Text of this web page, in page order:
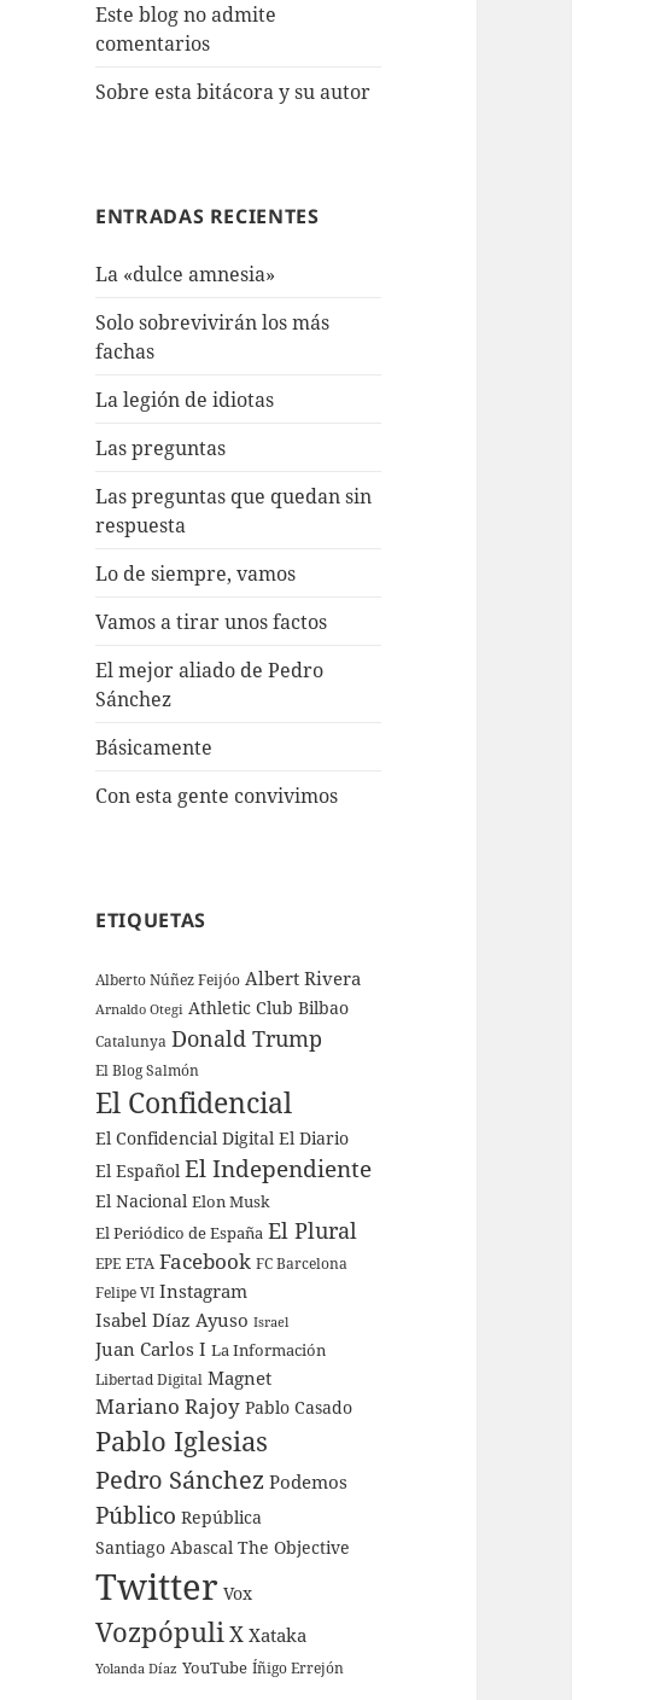
Este blog no admite
comentarios
Sobre esta bitácora y su autor
ENTRADAS RECIENTES
La «dulce amnesia»
Solo sobrevivirán los más
fachas
La legión de idiotas
Las preguntas
Las preguntas que quedan sin
respuesta
Lo de siempre, vamos
Vamos a tirar unos factos
El mejor aliado de Pedro
Sánchez
Básicamente
Con esta gente convivimos
ETIQUETAS
Alberto Núñez Feijóo Albert Rivera
Arnaldo Otegi Athletic Club Bilbao
Catalunya Donald Trump
El Blog Salmón
El Confidencial
El Confidencial Digital El Diario
El Español El Independiente
El Nacional Elon Musk
El Periódico de España El Plural
EPE ETA Facebook FC Barcelona
Felipe VI Instagram
Isabel Díaz Ayuso Israel
Juan Carlos I La Información
Libertad Digital Magnet
Mariano Rajoy Pablo Casado
Pablo Iglesias
Pedro Sánchez Podemos
Público República
Santiago Abascal The Objective
Twitter Vox
Vozpópuli X Xataka
Yolanda Díaz YouTube Íñigo Errejón